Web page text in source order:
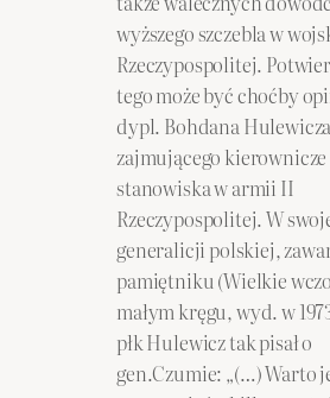
wyższego szczebla w
Rzeczypospolitej.
tego może być choćby
dypl. Bohdana
zajmującego kierownicze
stanowiska w armii II
Rzeczypospolitej. W
generalicji polskiej,
pamiętniku (Wielkie
małym kręgu, wyd. w
płk Hulewicz tak pisał o
gen.Czumie: „(…) Warto